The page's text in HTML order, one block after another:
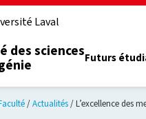
contenu principal
Laval
des sciencesFuturs
Actualités L’excellence des